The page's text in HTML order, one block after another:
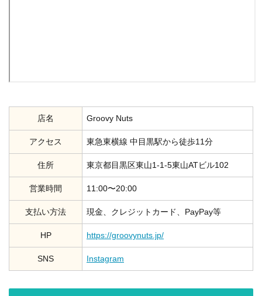
店名 Groovy Nuts
アクセス 東急東横線 中目黒駅から徒歩11分
住所 東京都目黒区東山1-1-5東山ATビル102
営業時間 11:00〜20:00
支払い方法 現金、クレジットカード、PayPay等
HP https://groovynuts.jp/
SNS Instagram